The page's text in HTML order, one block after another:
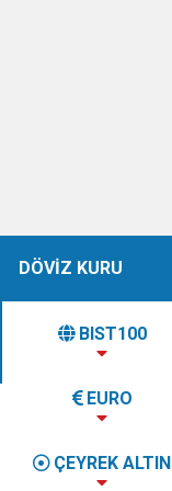
DÖVİZ KURU
BIST100
EURO
ÇEYREK ALTIN